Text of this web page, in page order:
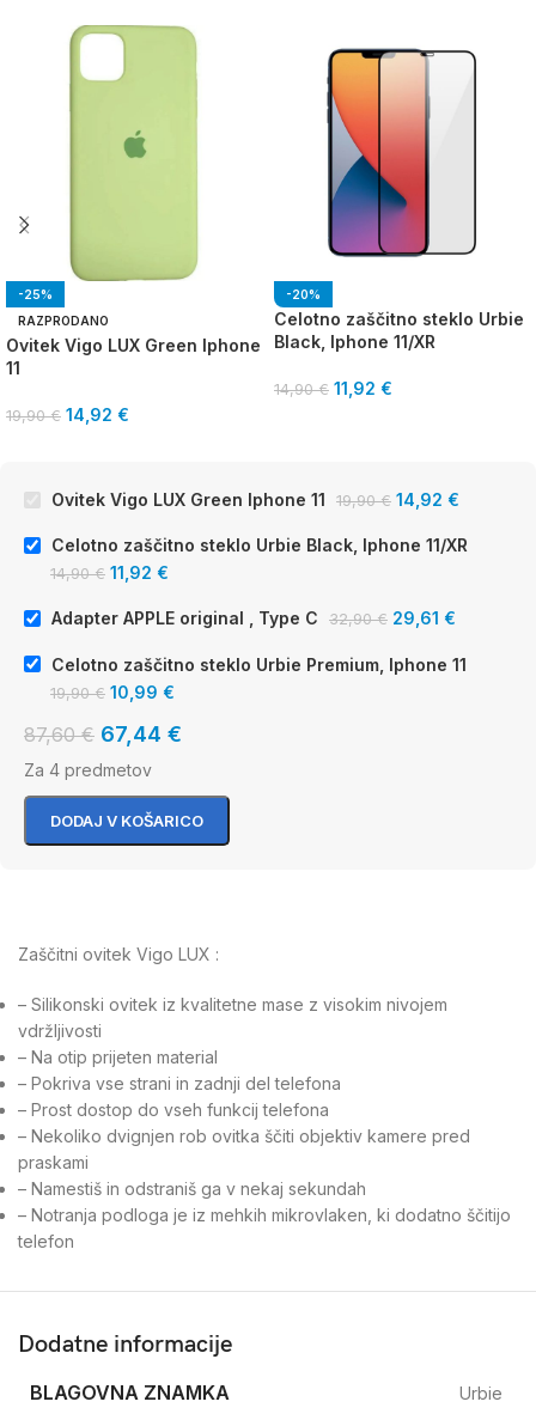
-25%
RAZPRODANO
Ovitek Vigo LUX Green Iphone
11
19,90€ 14,92 €
-20%
Celotno zaščitno steklo Urbie
Black, Iphone 11/XR
14,90€ 11,92 €
Ovitek Vigo LUX Green Iphone 11 19,90€ 14,92 €
Celotno zaščitno steklo Urbie Black, Iphone 11/XR
14,90€ 11,92 €
Adapter APPLE original , Type C 32,90€ 29,61 €
Celotno zaščitno steklo Urbie Premium, Iphone 11
19,90€ 10,99 €
87,60€ 67,44 €
Za 4 predmetov
DODAJ V KOŠARICO
Zaščitni ovitek Vigo LUX :
– Silikonski ovitek iz kvalitetne mase z visokim nivojem
vdržljivosti
– Na otip prijeten material
– Pokriva vse strani in zadnji del telefona
– Prost dostop do vseh funkcij telefona
– Nekoliko dvignjen rob ovitka ščiti objektiv kamere pred
praskami
– Namestiš in odstraniš ga v nekaj sekundah
– Notranja podloga je iz mehkih mikrovlaken, ki dodatno ščitijo
telefon
Dodatne informacije
BLAGOVNA ZNAMKA Urbie